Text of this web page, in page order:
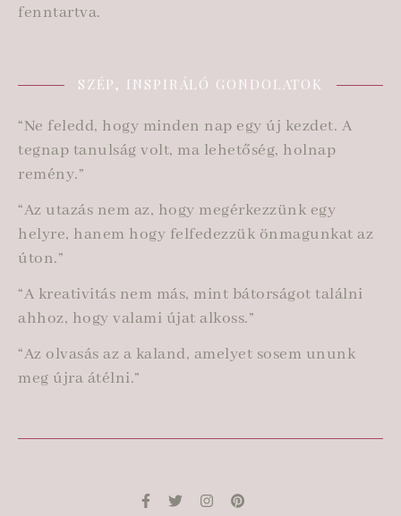
fenntartva.
SZÉP, INSPIRÁLÓ GONDOLATOK
“Ne feledd, hogy minden nap egy új kezdet. A
tegnap tanulság volt, ma lehetőség, holnap
remény.”
“Az utazás nem az, hogy megérkezzünk egy
helyre, hanem hogy felfedezzük önmagunkat az
úton.”
“A kreativitás nem más, mint bátorságot találni
ahhoz, hogy valami újat alkoss.”
“Az olvasás az a kaland, amelyet sosem ununk
meg újra átélni.”